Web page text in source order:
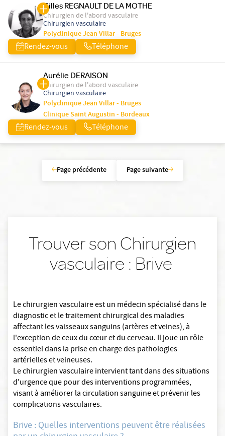
Gilles REGNAULT DE LA MOTHE
Chirurgien de l'abord vasculaire
Chirurgien vasculaire
Polyclinique Jean Villar - Bruges
Rendez-vous Téléphone
Aurélie DERAISON
Chirurgien de l'abord vasculaire
Chirurgien vasculaire
Polyclinique Jean Villar - Bruges
Clinique Saint Augustin - Bordeaux
Rendez-vous Téléphone
Page précédente Page suivante
Trouver son Chirurgien
vasculaire : Brive
Le chirurgien vasculaire est un médecin spécialisé dans le
diagnostic et le traitement chirurgical des maladies
affectant les vaisseaux sanguins (artères et veines), à
l'exception de ceux du cœur et du cerveau. Il joue un rôle
essentiel dans la prise en charge des pathologies
artérielles et veineuses.
Le chirurgien vasculaire intervient tant dans des situations
d'urgence que pour des interventions programmées,
visant à améliorer la circulation sanguine et prévenir les
complications vasculaires.
Brive : Quelles interventions peuvent être réalisées